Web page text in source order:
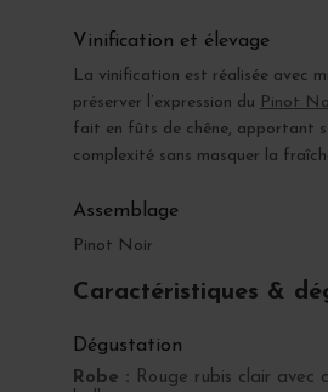
Vinification et élevage
La vinification est réalisée avec
préserver l’expression du Pinot
fait en fûts de chêne, apportant
complexité sans masquer la
Assemblage
Pinot Noir
Caractéristiques &
Dégustation
Robe : Rouge rubis clair avec